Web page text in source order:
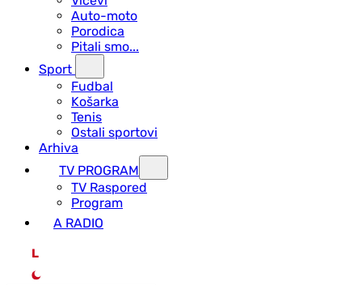
Auto-moto
Porodica
Pitali smo...
Sport
Fudbal
Košarka
Tenis
Ostali sportovi
Arhiva
TV PROGRAM
ТV Raspored
Program
A RADIO
L